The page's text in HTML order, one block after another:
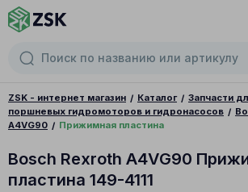
ZSK - интернет магазин Каталог
Запчасти
поршневых гидромоторов и гидронасосов
A4VG90
Прижимная пластина
Bosch Rexroth A4VG90
пластина 149-4111